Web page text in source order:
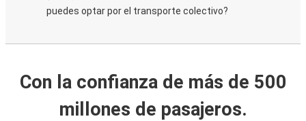
puedes optar por el transporte colectivo?
Con la confianza de más de 500
millones de pasajeros.